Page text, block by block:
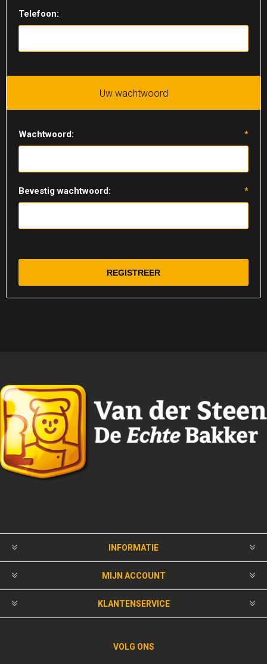
Telefoon:
Uw wachtwoord
Wachtwoord: *
Bevestig wachtwoord: *
INFORMATIE
MIJN ACCOUNT
KLANTENSERVICE
VOLG ONS